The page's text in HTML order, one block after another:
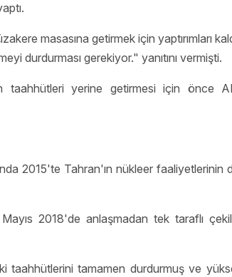
masasına getirmek için yaptırımları
durdurması gerekiyor." yanıtını vermişti.
taahhütleri yerine getirmesi için önce
2015'te Tahran'ın nükleer faaliyetlerinin
2018'de anlaşmadan tek taraflı
taahhütlerini tamamen durdurmuş ve